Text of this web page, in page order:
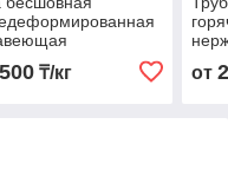
Марка
₸/кг от